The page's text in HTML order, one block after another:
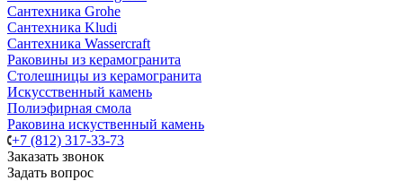
Сантехника Grohe
Сантехника Kludi
Сантехника Wassercraft
Раковины из керамогранита
Столешницы из керамогранита
Искусственный камень
Полиэфирная смола
Раковина искуственный камень
+7 (812) 317-33-73
Заказать звонок
Задать вопрос